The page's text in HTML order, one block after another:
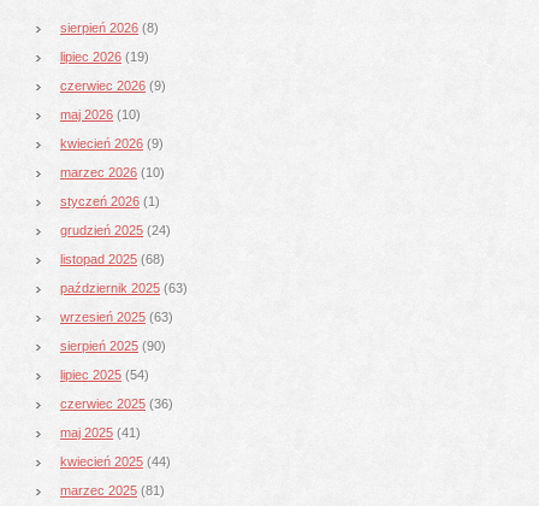
sierpień 2026 (8)
lipiec 2026 (19)
czerwiec 2026 (9)
maj 2026 (10)
kwiecień 2026 (9)
marzec 2026 (10)
styczeń 2026 (1)
grudzień 2025 (24)
listopad 2025 (68)
październik 2025 (63)
wrzesień 2025 (63)
sierpień 2025 (90)
lipiec 2025 (54)
czerwiec 2025 (36)
maj 2025 (41)
kwiecień 2025 (44)
marzec 2025 (81)